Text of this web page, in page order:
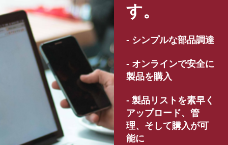
す。
- シンプルな部品調達
- オンラインで安全に
製品を購入
- 製品リストを素早く
アップロード、管
理、そして購入が可
能に